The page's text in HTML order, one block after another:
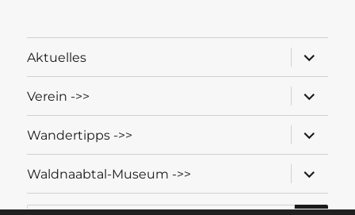
Aktuelles
öffnen
Verein ->>
öffnen
Wandertipps ->>
öffnen
Waldnaabtal-Museum ->>
öffnen